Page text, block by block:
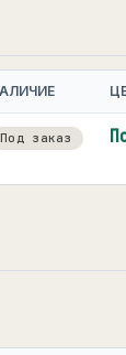
Под заказ